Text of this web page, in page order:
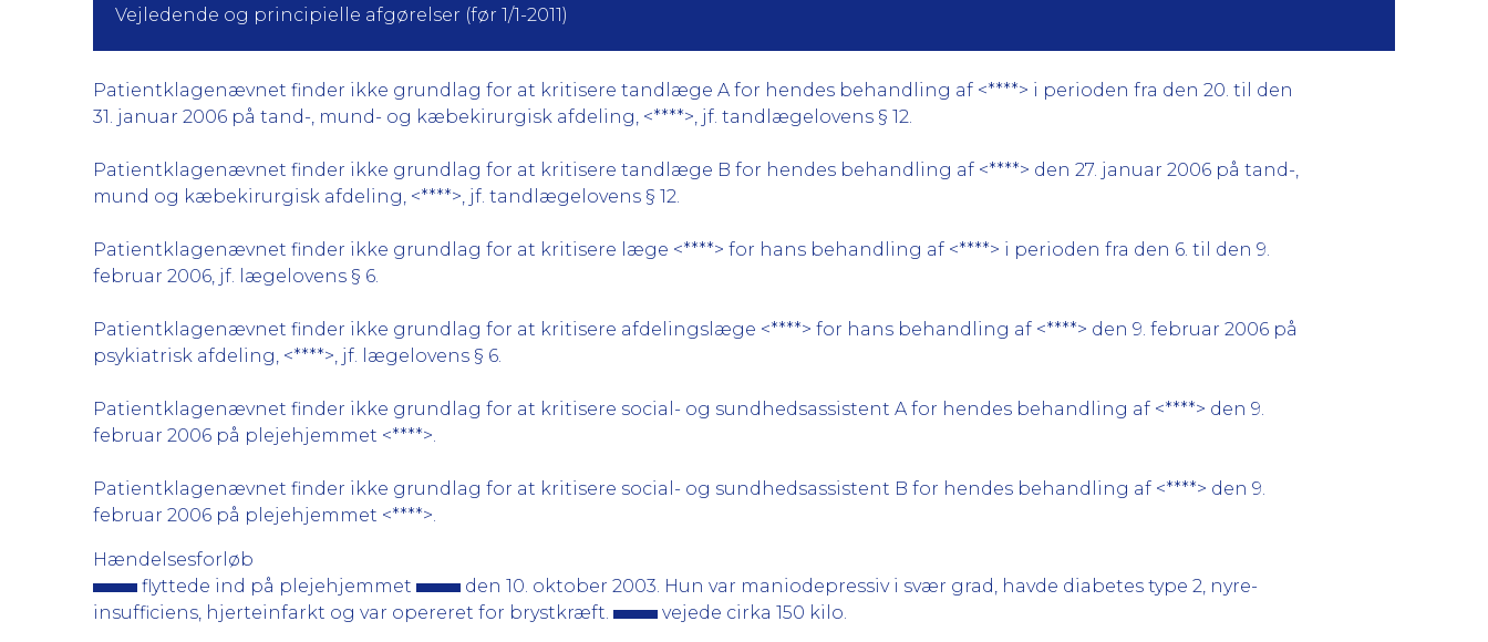
Vejledende og principielle afgørelser (før 1/1-2011)
Patientklagenævnet finder ikke grundlag for at kritisere tandlæge A for hendes behandling af <****> i perioden fra den 20. til den
31. januar 2006 på tand-, mund- og kæbekirurgisk afdeling, <****>, jf. tandlægelovens § 12.
Patientklagenævnet finder ikke grundlag for at kritisere tandlæge B for hendes behandling af <****> den 27. januar 2006 på tand-,
mund og kæbekirurgisk afdeling, <****>, jf. tandlægelovens § 12.
Patientklagenævnet finder ikke grundlag for at kritisere læge <****> for hans behandling af <****> i perioden fra den 6. til den 9.
februar 2006, jf. lægelovens § 6.
Patientklagenævnet finder ikke grundlag for at kritisere afdelingslæge <****> for hans behandling af <****> den 9. februar 2006 på
psykiatrisk afdeling, <****>, jf. lægelovens § 6.
Patientklagenævnet finder ikke grundlag for at kritisere social- og sundhedsassistent A for hendes behandling af <****> den 9.
februar 2006 på plejehjemmet <****>.
Patientklagenævnet finder ikke grundlag for at kritisere social- og sundhedsassistent B for hendes behandling af <****> den 9.
februar 2006 på plejehjemmet <****>.
Hændelsesforløb
flyttede ind på plejehjemmet
den 10. oktober 2003. Hun var maniodepressiv i svær grad, havde diabetes type 2, nyre-
insufficiens, hjerteinfarkt og var opereret for brystkræft.
vejede cirka 150 kilo.